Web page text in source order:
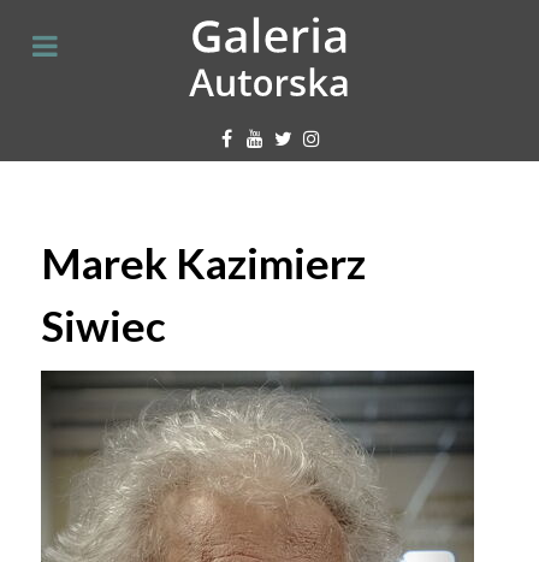
Marek Kazimierz
Siwiec